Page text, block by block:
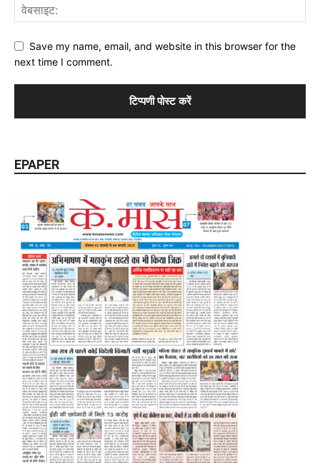
Save my name, email, and website in this browser for the
next time I comment.
EPAPER